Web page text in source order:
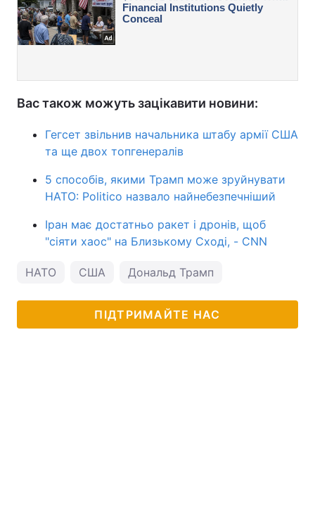
Вас також можуть зацікавити новини:
Гегсет звільнив начальника штабу армії США
та ще двох топгенералів
5 способів, якими Трамп може зруйнувати
НАТО: Politico назвало найнебезпечніший
Іран має достатньо ракет і дронів, щоб
"сіяти хаос" на Близькому Сході, - CNN
НАТО США Дональд Трамп
ПІДТРИМАЙТЕ НАС